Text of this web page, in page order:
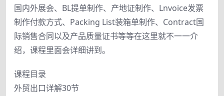
国内外展会、BL提单制作、产地证制作、Lnvoice发票
制作付款方式、Packing List装箱单制作、Contract国
际销售合同以及产品质量证书等等在这里就不一一介
绍，课程里面会详细讲到。
课程目录
外贸出口详解30节